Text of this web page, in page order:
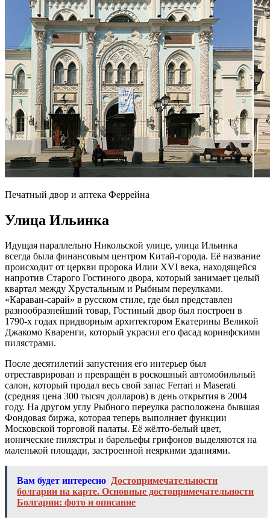
Печатный двор и аптека Феррейна
Улица Ильинка
Идущая параллельно Никольской улице, улица Ильинка
всегда была финансовым центром Китай-города. Её название
происходит от церкви пророка Илии XVI века, находящейся
напротив Старого Гостиного двора, который занимает целый
квартал между Хрустальным и Рыбным переулками.
«Караван-сарай» в русском стиле, где был представлен
разнообразнейший товар, Гостиный двор был построен в
1790-х годах придворным архитектором Екатерины Великой
Джакомо Кваренги, который украсил его фасад коринфскими
пилястрами.
После десятилетий запустения его интерьер был
отреставрирован и превращён в роскошный автомобильный
салон, который продал весь свой запас Ferrari и Maserati
(средняя цена 300 тысяч долларов) в день открытия в 2004
году. На другом углу Рыбного переулка расположена бывшая
Фондовая биржа, которая теперь выполняет функции
Московской торговой палаты. Её жёлто-белый цвет,
ионические пилястры и барельефы грифонов выделяются на
маленькой площади, застроенной неяркими зданиями.
Вам будет интересно Достопримечательности
болгарии на карте. Основные достопримечательности
Болгарии: фото и описание